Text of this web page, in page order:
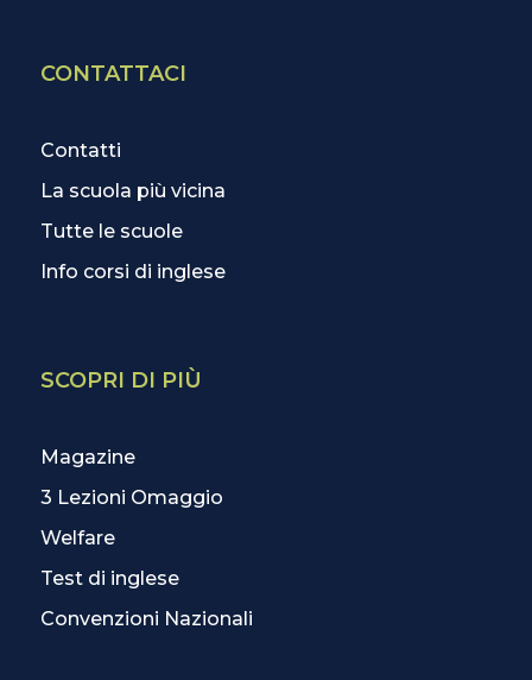
CONTATTACI
Contatti
La scuola più vicina
Tutte le scuole
Info corsi di inglese
SCOPRI DI PIÙ
Magazine
3 Lezioni Omaggio
Welfare
Test di inglese
Convenzioni Nazionali